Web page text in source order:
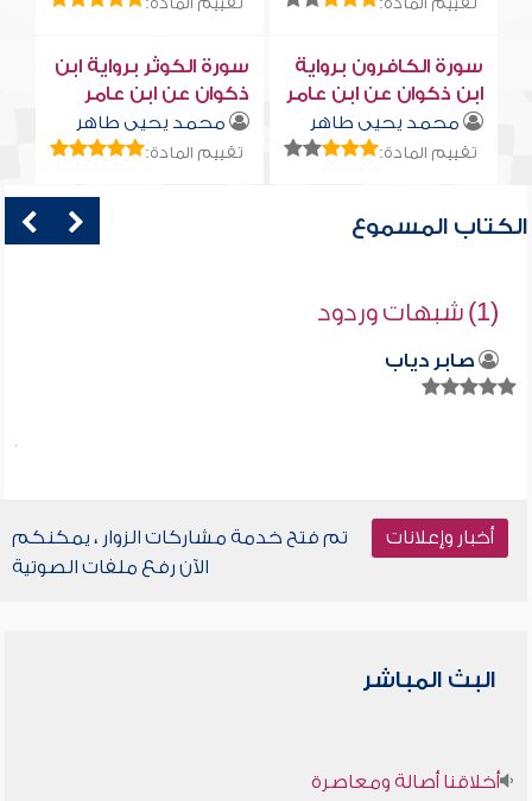
سورة الكافرون برواية
ابن ذكوان عن ابن عامر
محمد يحيى طاهر
تقييم المادة:
سورة الكوثر برواية ابن
ذكوان عن ابن عامر
محمد يحيى طاهر
تقييم المادة:
الكتاب المسموع
(1) شبهات وردود
صابر دياب
أخبار وإعلانات
تم فتح خدمة مشاركات الزوار ، يمكنكم
الآن رفع ملفات الصوتية
البث المباشر
أخلاقنا أصالة ومعاصرة